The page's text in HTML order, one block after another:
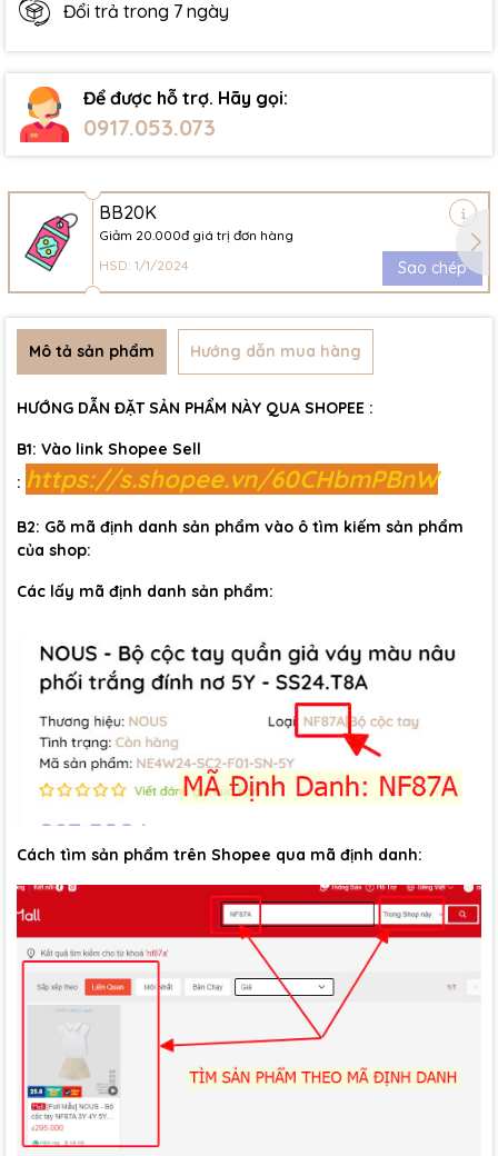
Đổi trả trong 7 ngày
Để được hỗ trợ. Hãy gọi:
0917.053.073
BB20K
Giảm 20.000đ giá trị đơn hàng
HSD: 1/1/2024
Sao chép
Mô tả sản phẩm Hướng dẫn mua hàng
HƯỚNG DẪN ĐẶT SẢN PHẨM NÀY QUA SHOPEE :
B1: Vào link Shopee Sell
: https://s.shopee.vn/60CHbmPBnW
B2: Gõ mã định danh sản phẩm vào ô tìm kiếm sản phẩm
của shop:
Các lấy mã định danh sản phẩm:
Cách tìm sản phẩm trên Shopee qua mã định danh: